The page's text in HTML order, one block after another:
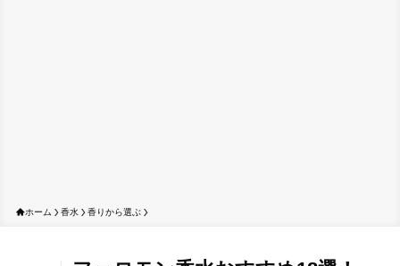
ホーム 香水 香りから選ぶ